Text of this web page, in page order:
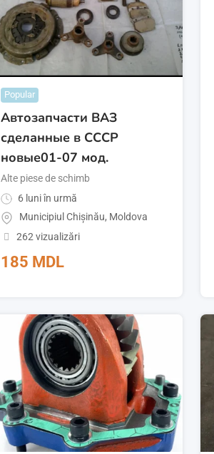
Popular
Автозапчасти ВАЗ
сделанные в СССР
новые01-07 мод.
Alte piese de schimb
6 luni în urmă
Municipiul Chișinău, Moldova
262 vizualizări
185 MDL